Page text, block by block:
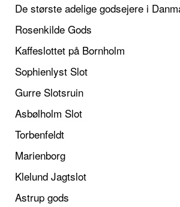
De største adelige godsejere i
Rosenkilde Gods
Kaffeslottet på Bornholm
Sophienlyst Slot
Gurre Slotsruin
Asbølholm Slot
Torbenfeldt
Marienborg
Klelund Jagtslot
Astrup gods